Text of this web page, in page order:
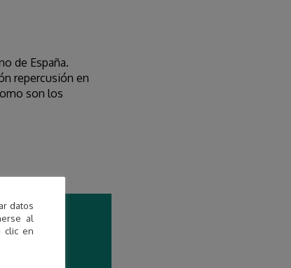
de España.
repercusión en
son los
datos
al
clic en